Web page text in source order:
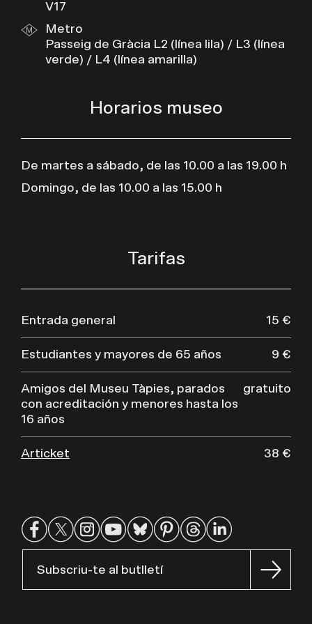
V17
Metro
Passeig de Gràcia L2 (línea lila) / L3 (línea
verde) / L4 (línea amarilla)
Horarios museo
De martes a sábado, de las 10.00 a las 19.00 h
Domingo, de las 10.00 a las 15.00 h
Tarifas
Entrada general 15 €
Estudiantes y mayores de 65 años 9 €
Amigos del Museu Tàpies, parados
con acreditación y menores hasta los
16 años
gratuito
Articket 38 €
Subscriu-te al butlletí